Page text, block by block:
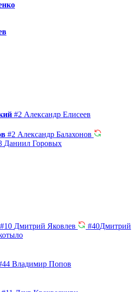
#2 Александр Елисеев
#2 Александр Балахонов
Даниил Горовых
#10 Дмитрий Яковлев #40Дмитрий
Владимир Попов